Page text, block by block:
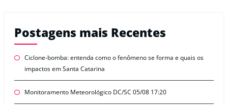
Postagens mais Recentes
Ciclone-bomba: entenda como o fenômeno se forma e quais os
impactos em Santa Catarina
Monitoramento Meteorológico DC/SC 05/08 17:20